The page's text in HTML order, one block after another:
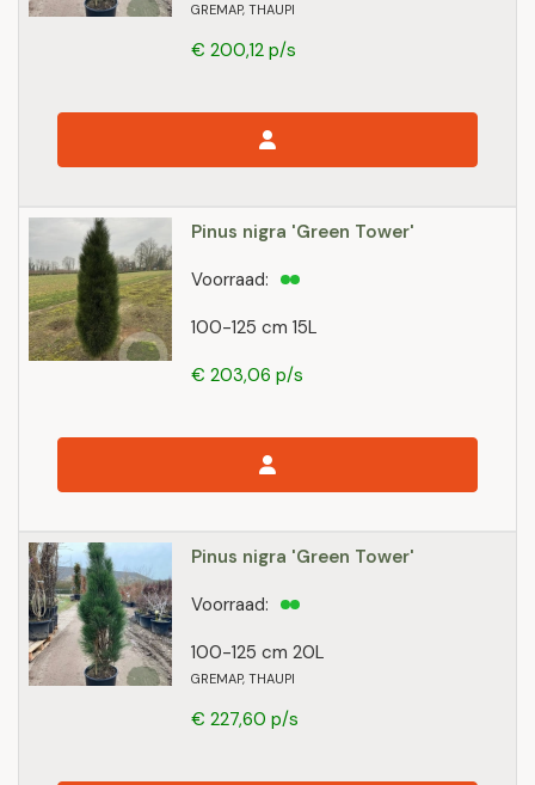
GREMAP, THAUPI
€ 200,12 p/s
Pinus nigra 'Green Tower'
100-125 cm 15L
Voorraad:
€ 203,06 p/s
Pinus nigra 'Green Tower'
100-125 cm 20L
GREMAP, THAUPI
Voorraad:
€ 227,60 p/s